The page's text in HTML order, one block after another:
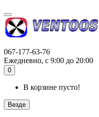
067-177-63-76
Ежедневно, с 9:00 до 20:00
0
В корзине пусто!
Везде